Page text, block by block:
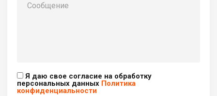
Я даю свое согласие на обработку
персональных данных Политика
конфиденциальности